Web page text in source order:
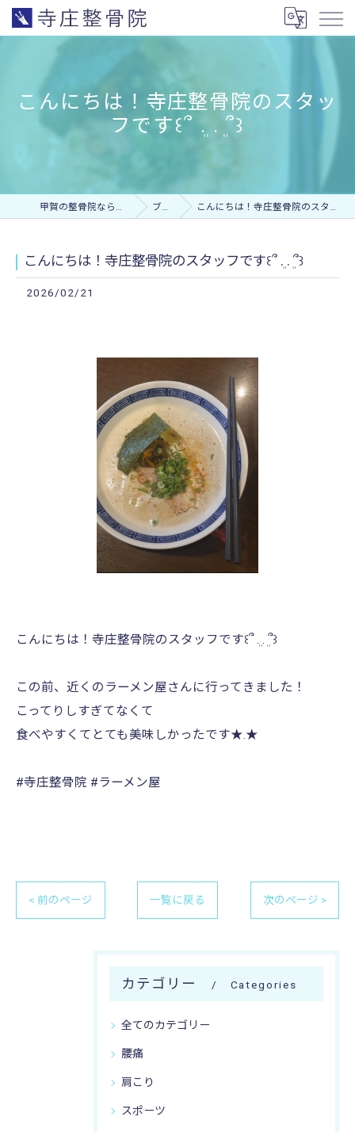
こんにちは！寺庄整骨院のスタッ
フです꒰՞ ܸ. . ܸ՞꒱
甲賀の整骨院なら寺庄整骨院 ブログ こんにちは！寺庄整骨院のスタッフです꒰՞ ܸ. . ܸ՞꒱
こんにちは！寺庄整骨院のスタッフです꒰՞ ܸ. . ܸ՞꒱
2026/02/21
こんにちは！寺庄整骨院のスタッフです꒰՞ ܸ. . ܸ՞꒱
この前、近くのラーメン屋さんに行ってきました！
こってりしすぎてなくて
食べやすくてとても美味しかったです★.★
#寺庄整骨院 #ラーメン屋
< 前のページ 一覧に戻る 次のページ >
カテゴリー Categories
全てのカテゴリー
腰痛
肩こり
スポーツ